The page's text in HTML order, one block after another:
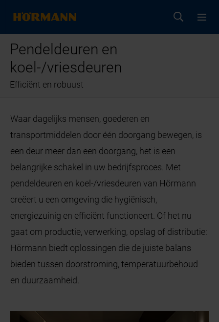
Pendeldeuren en
koel-/vriesdeuren
Efficiënt en robuust
Waar dagelijks mensen, goederen en
transportmiddelen door één doorgang bewegen, is
een deur meer dan een doorgang, het is een
belangrijke schakel in uw bedrijfsproces. Met
pendeldeuren en koel-/vriesdeuren van Hörmann
creëert u een omgeving die hygiënisch,
energiezuinig en efficiënt functioneert. Of het nu
gaat om productie, verwerking, opslag of distributie:
Hörmann biedt oplossingen die de juiste balans
bieden tussen doorstroming, temperatuurbehoud
en duurzaamheid.